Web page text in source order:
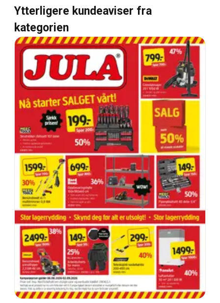
Ytterligere kundeaviser fra
kategorien